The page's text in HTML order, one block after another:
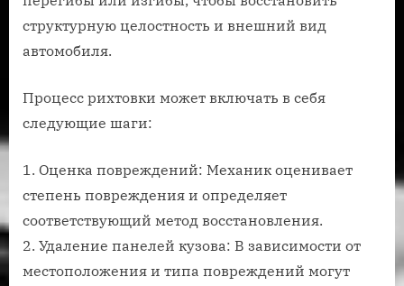
структурную целостность и внешний вид
автомобиля.
Процесс рихтовки может включать в себя
следующие шаги:
1. Оценка повреждений: Механик оценивает
степень повреждения и определяет
соответствующий метод восстановления.
2. Удаление панелей кузова: В зависимости от
местоположения и типа повреждений могут